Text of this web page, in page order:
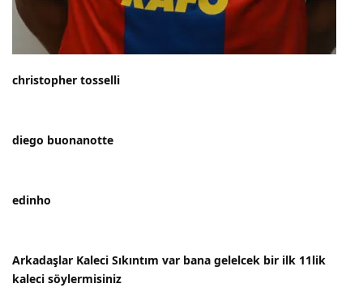
christopher tosselli
diego buonanotte
edinho
Arkadaşlar Kaleci Sıkıntım var bana gelelcek bir ilk 11lik
kaleci söylermisiniz